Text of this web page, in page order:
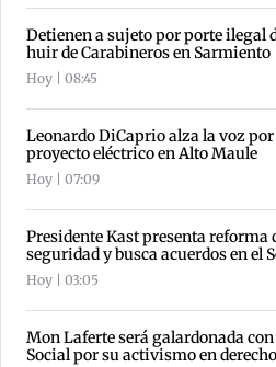
Detienen a sujeto por porte
huir de Carabineros en Sarmiento
Hoy | 08:45
Leonardo DiCaprio alza la voz
proyecto eléctrico en Alto Maule
Hoy | 07:09
Presidente Kast presenta
seguridad y busca acuerdos en el
Hoy | 03:05
Mon Laferte será galardonada
Social por su activismo en